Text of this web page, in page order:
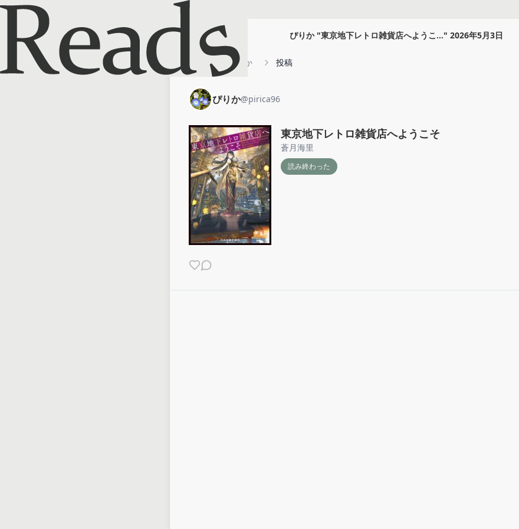
ぴりか"東京地下レトロ雑貨店へようこ..." 2026年5月3日
ぴりか 投稿
ぴりか@pirica96
東京地下レトロ雑貨店へようこそ
蒼月海里
読み終わった